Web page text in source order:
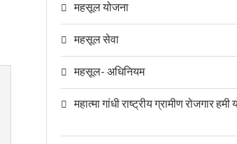
महसूल योजना
महसूल सेवा
महसूल- अधिनियम
महात्मा गांधी राष्ट्रीय ग्रामीण रोजगार हमी